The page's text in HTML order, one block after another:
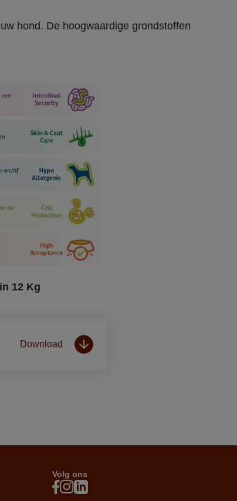
12 Kg
Download
Volg ons